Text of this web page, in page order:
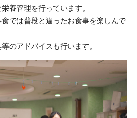
養管理を行っています。
食では普段と違ったお食事を楽しんで
のアドバイスも行います。